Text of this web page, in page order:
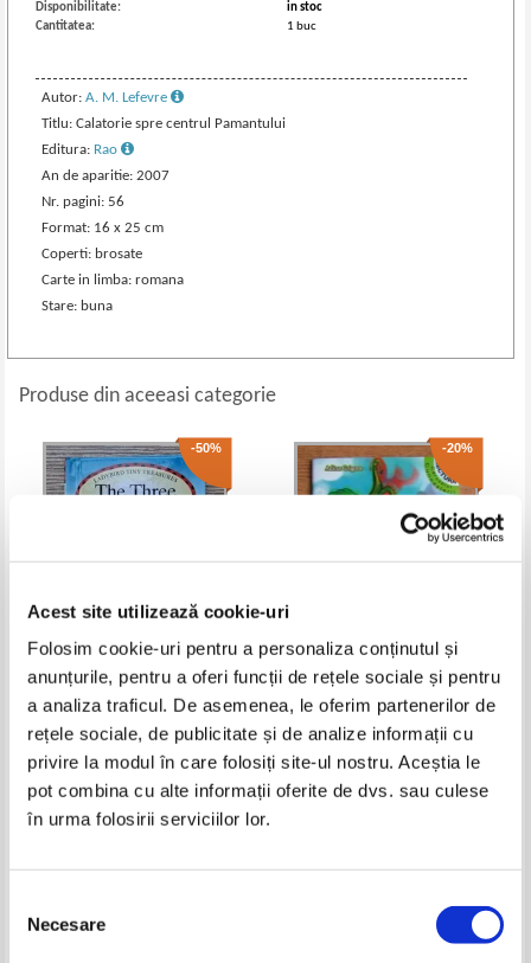
Acest site utilizează cookie-uri
Folosim cookie-uri pentru a personaliza conținutul și
anunțurile, pentru a oferi funcții de rețele sociale și pentru
a analiza traficul. De asemenea, le oferim partenerilor de
rețele sociale, de publicitate și de analize informații cu
privire la modul în care folosiți site-ul nostru. Aceștia le
pot combina cu alte informații oferite de dvs. sau culese
în urma folosirii serviciilor lor.
consimțământului
Necesare
Disponibilitate:
in stoc
Cantitatea:
1 buc
Autor:A. M. Lefevre
Titlu: Calatorie spre centrul Pamantului
Editura: Rao
An de aparitie: 2007
Nr. pagini: 56
Format: 16 x 25 cm
Coperti: brosate
Carte in limba: romana
Stare: buna
Produse din aceeasi categorie
-50%
The three little pigs (repovestita
16,00Lei 8,00
Adaugă în coș
-20%
Adina Grigore - Pe aripile
cuvintelor
Lei
Adaugă în coș